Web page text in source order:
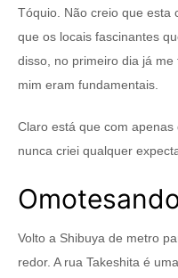
Tóquio. Não creio que esta
que os locais fascinantes
disso, no primeiro dia já
mim eram fundamentais.
Claro está que com
nunca criei qualquer
Volto a Shibuya de metro
redor. A rua Takeshita é